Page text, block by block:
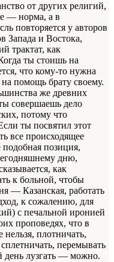
от других религий,
— норма, а в
повторяется у авторов
Запада и Востока,
трактат, как
ты стоишь на
что кому-то нужна
помощь брату своему.
же древних
совершаешь дело
потому что
ты посвятил этот
все происходящее
позиция,
дню,
как
к больной, чтобы
— Казанская, работать
к сожалению, для
с печальной иронией
проповедях, что в
плотничать,
перемывать
день лузгать — можно.